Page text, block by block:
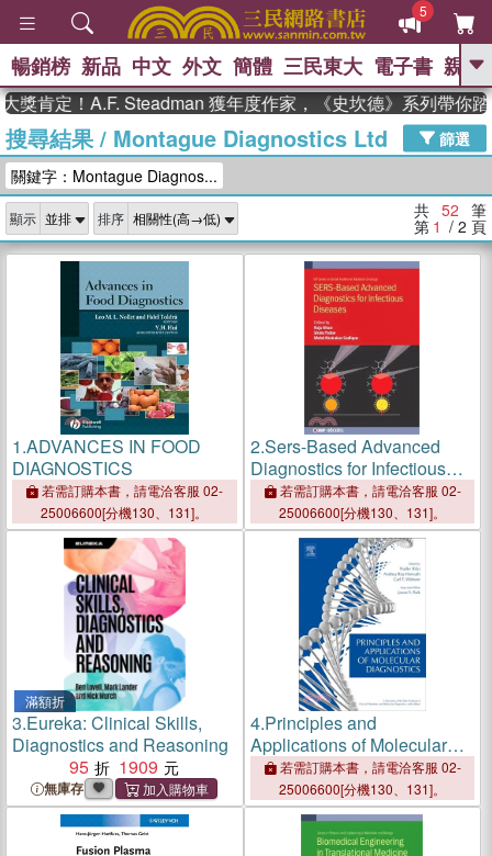
5
GO
熱搜： 東野圭吾 、 高希均教授回憶錄
、 The Odyssey 、 父親節 、 如果歷
史是一群喵
獎 臺灣漫遊錄 、 方念華 、 台灣的李
登輝時代
數學女孩：黎曼猜想 、
偉大的迷走神經
暢銷榜 新品 中文 外文 簡體 三民東大 電子書 親子
！A.F. Steadman 獲年度作家，《史坎德》系列帶你踏上熱
搜尋結果/ Montague Diagnostics Ltd
篩選
關鍵字：Montague Diagnos...
顯示 排序 共 52 筆
第 1 / 2 頁
1.ADVANCES IN FOOD
DIAGNOSTICS
若需訂購本書，請電洽客服 02-
25006600[分機130、131]。
2.Sers-Based Advanced
Diagnostics for Infectious
Diseases
若需訂購本書，請電洽客服 02-
25006600[分機130、131]。
滿額折
3.Eureka: Clinical Skills,
Diagnostics and Reasoning
95
1909
無庫存
4.Principles and
Applications of Molecular
Diagnostics
若需訂購本書，請電洽客服 02-
25006600[分機130、131]。